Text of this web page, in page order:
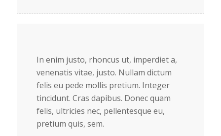
In enim justo, rhoncus ut, imperdiet a,
venenatis vitae, justo. Nullam dictum
felis eu pede mollis pretium. Integer
tincidunt. Cras dapibus. Donec quam
felis, ultricies nec, pellentesque eu,
pretium quis, sem.